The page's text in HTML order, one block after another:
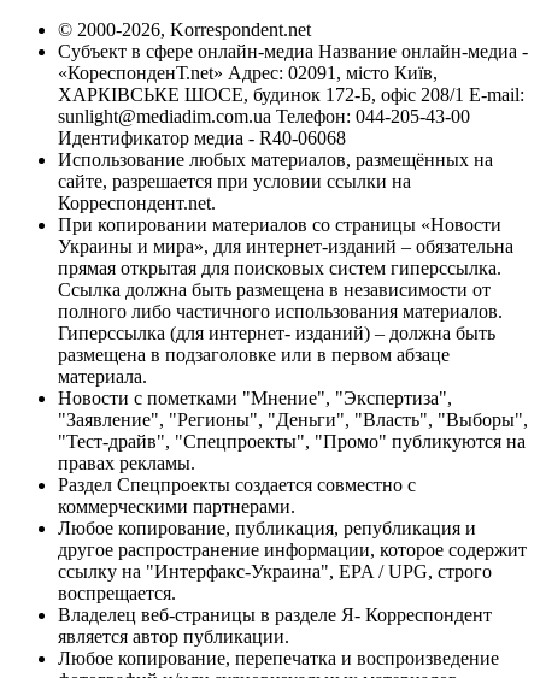
© 2000-2026, Korrespondent.net
Субъект в сфере онлайн-медиа Название онлайн-медиа -
«КореспонденТ.net» Адрес: 02091, місто Київ,
ХАРКІВСЬКЕ ШОСЕ, будинок 172-Б, офіс 208/1 E-mail:
sunlight@mediadim.com.ua Телефон: 044-205-43-00
Идентификатор медиа - R40-06068
Использование любых материалов, размещённых на
сайте, разрешается при условии ссылки на
Корреспондент.net.
При копировании материалов со страницы «Новости
Украины и мира», для интернет-изданий – обязательна
прямая открытая для поисковых систем гиперссылка.
Ссылка должна быть размещена в независимости от
полного либо частичного использования материалов.
Гиперссылка (для интернет- изданий) – должна быть
размещена в подзаголовке или в первом абзаце
материала.
Новости с пометками "Мнение", "Экспертиза",
"Заявление", "Регионы", "Деньги", "Власть", "Выборы",
"Тест-драйв", "Спецпроекты", "Промо" публикуются на
правах рекламы.
Раздел Спецпроекты создается совместно с
коммерческими партнерами.
Любое копирование, публикация, републикация и
другое распространение информации, которое содержит
ссылку на "Интерфакс-Украина", EPA / UPG, строго
воспрещается.
Владелец веб-страницы в разделе Я- Корреспондент
является автор публикации.
Любое копирование, перепечатка и воспроизведение